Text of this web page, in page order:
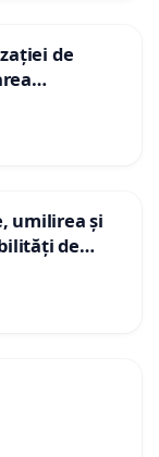
de
umilirea și
de